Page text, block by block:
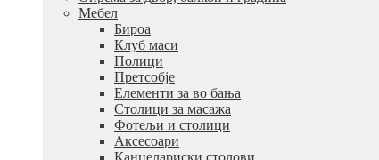
Мебел
Бироа
Клуб маси
Полици
Претсобје
Елементи за во бања
Столици за масажа
Фотељи и столици
Аксесоари
Канцелариски столови